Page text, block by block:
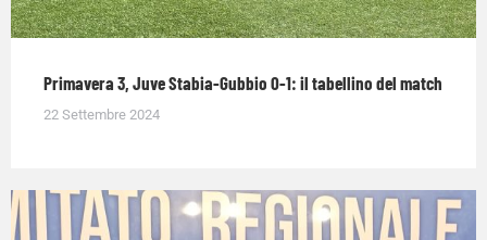
Primavera 3, Juve Stabia-Gubbio 0-1: il tabellino del match
22 Settembre 2024